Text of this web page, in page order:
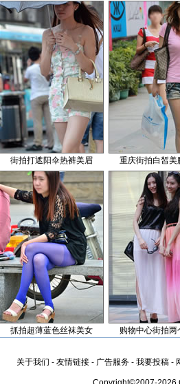
街拍打遮阳伞热裤美眉 重庆街拍白皙美
抓拍超薄蓝色丝袜美女 购物中心街拍两
关于我们 - 友情链接 - 广告服务 - 我要投稿 -